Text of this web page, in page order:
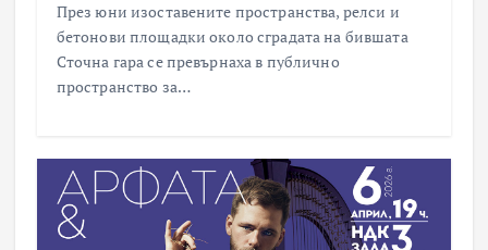
През юни изоставените пространства, релси и
бетонови площадки около сградата на бившата
Сточна гара се превърнаха в публично
пространство за…